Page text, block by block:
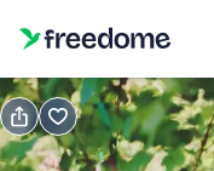
Prenota